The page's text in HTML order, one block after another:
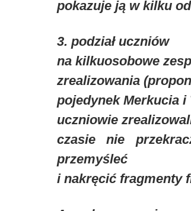
pokazuje ją w kilku
3. podział uczniów
na kilkuosobowe
zrealizowania
pojedynek Merkucia
uczniowie
czasie nie
przemyśleć
i nakręcić fragmenty